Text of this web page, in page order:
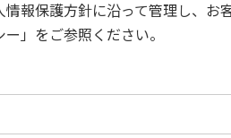
報保護方針に沿って管理し、お
」をご参照ください。